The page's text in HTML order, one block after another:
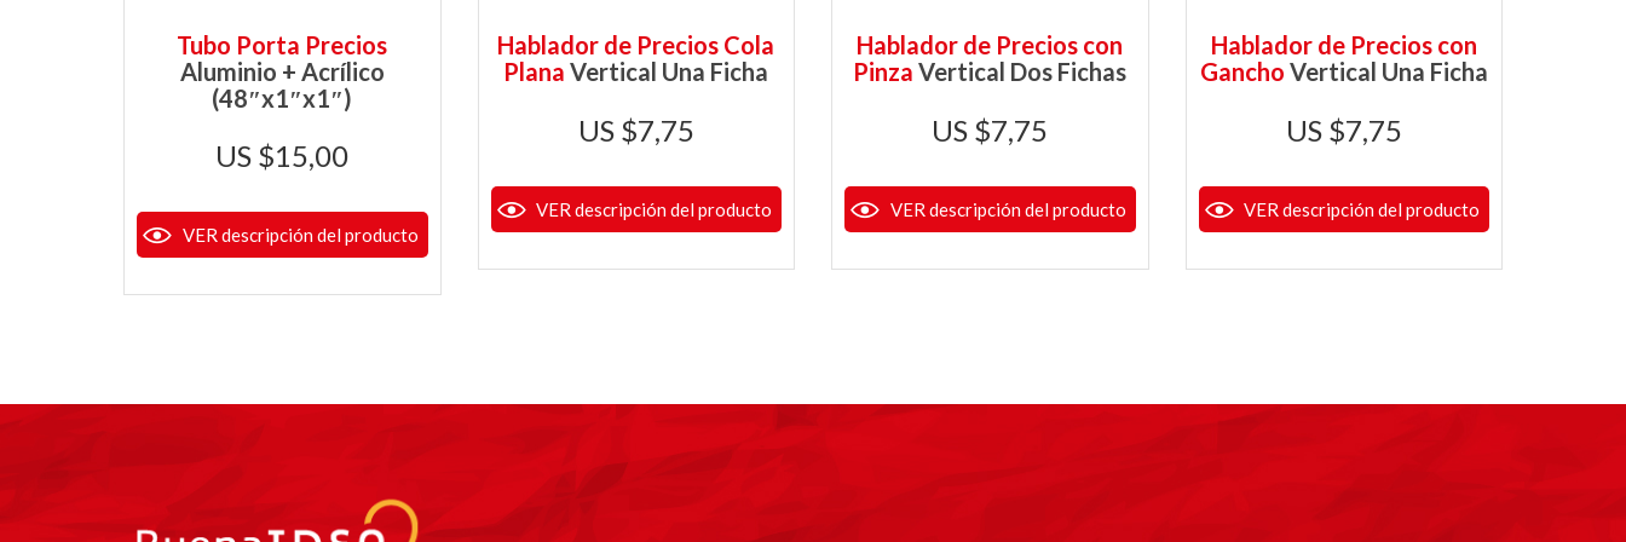
Tubo Porta Precios
Aluminio + Acrílico
(48″x1″x1″)
$15,00
VER descripción del producto
Hablador de Precios Cola
PlanaVertical Una Ficha
$7,75
VER descripción del producto
Hablador de Precios con
PinzaVertical Dos Fichas
$7,75
VER descripción del producto
Hablador de Precios con
Gancho Vertical Una Ficha
$7,75
VER descripción del producto